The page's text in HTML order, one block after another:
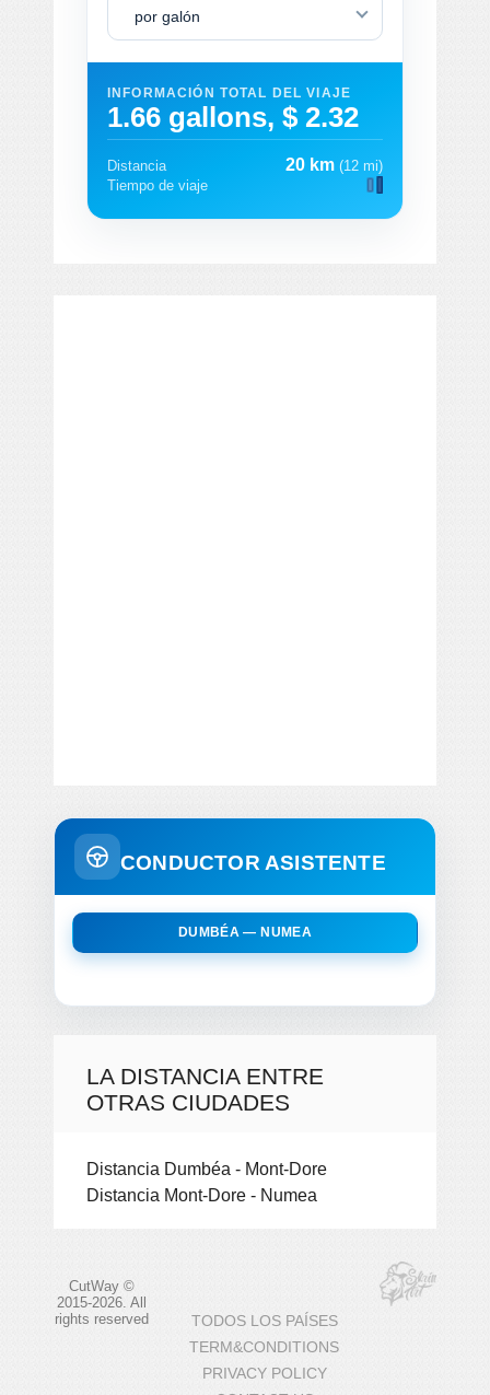
por galón
INFORMACIÓN TOTAL DEL VIAJE
1.66 gallons, $ 2.32
Distancia 20 km (12 mi)
Tiempo de viaje
CONDUCTOR ASISTENTE
DUMBÉA — NUMEA
LA DISTANCIA ENTRE
OTRAS CIUDADES
Distancia Dumbéa - Mont-Dore
Distancia Mont-Dore - Numea
CutWay ©
2015-2026. All
rights reserved
TODOS LOS PAÍSES
TERM&CONDITIONS
PRIVACY POLICY